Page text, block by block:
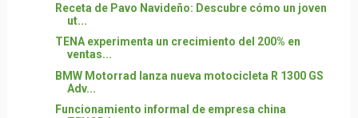
Receta de Pavo Navideño: Descubre cómo un joven
ut...
TENA experimenta un crecimiento del 200% en
ventas...
BMW Motorrad lanza nueva motocicleta R 1300 GS
Adv...
Funcionamiento informal de empresa china